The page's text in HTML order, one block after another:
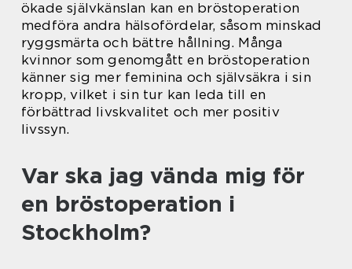
ökade självkänslan kan en bröstoperation
medföra andra hälsofördelar, såsom minskad
ryggsmärta och bättre hållning. Många
kvinnor som genomgått en bröstoperation
känner sig mer feminina och självsäkra i sin
kropp, vilket i sin tur kan leda till en
förbättrad livskvalitet och mer positiv
livssyn.
Var ska jag vända mig för
en bröstoperation i
Stockholm?